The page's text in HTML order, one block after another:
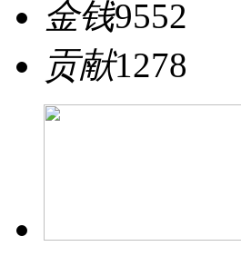
金钱9552
贡献1278